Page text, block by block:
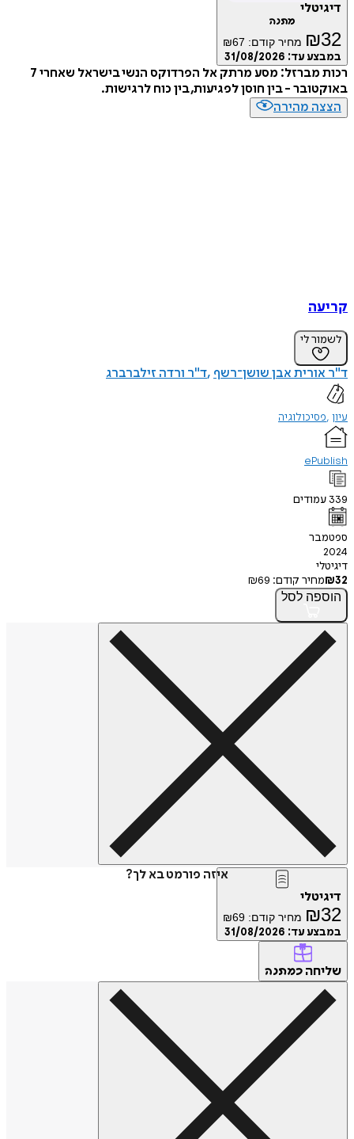
דיגיטלי
מתנה
₪32 מחיר קודם: ₪67
במבצע עד: 31/08/2026
רכות מברזל: מסע מרתק אל הפרדוקס הנשי בישראל שאחרי 7
באוקטובר - בין חוסן לפגיעות, בין כוח לרגישות.
הצצה מהירה
קריעה
לשמור לי
ד"ר אורית אבן שושן־רשף ד"ר ורדה זילברברג
עיון פסיכולוגיה
ePublish
339 עמודים
ספטמבר
2024
דיגיטלי
₪32 מחיר קודם: ₪69
הוספה לסל
איזה פורמט בא לך?
דיגיטלי
₪32 מחיר קודם: ₪69
במבצע עד: 31/08/2026
שליחה כמתנה